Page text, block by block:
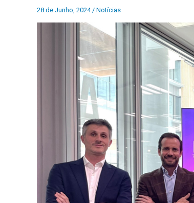
28 de Junho, 2024 / Notícias